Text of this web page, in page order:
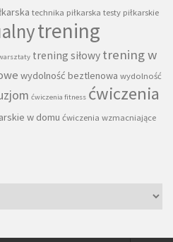
technika piłkarska testy piłkarskie
trening
trening siłowy trening w
wydolność beztlenowa wydolność
ćwiczenia fitness ćwiczenia
w domu ćwiczenia wzmacniające